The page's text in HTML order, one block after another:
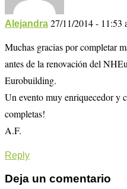
Alejandra 27/11/2014 - 11:53
Muchas gracias por completar
antes de la renovación del
Eurobuilding.
Un evento muy enriquecedor y
completas!
A.F.
Reply
Deja un comentario